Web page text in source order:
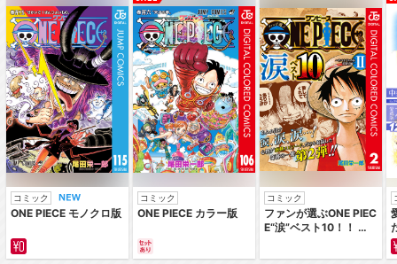
コミック
ONE PIECE モノクロ版
コミック
ONE PIECE カラー版
コミック
ファンが選ぶONE PIEC
E“涙”ベスト10！！ ～
編～ カラー版